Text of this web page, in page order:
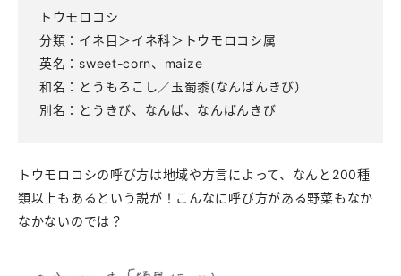
トウモロコシ
分類：イネ目＞イネ科＞トウモロコシ属
英名：sweet-corn、maize
和名：とうもろこし／玉蜀黍(なんばんきび）
別名：とうきび、なんば、なんばんきび
トウモロコシの呼び方は地域や方言によって、なんと200種
類以上もあるという説が！こんなに呼び方がある野菜もなか
なかないのでは？